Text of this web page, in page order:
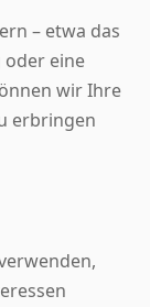
– etwa das
eine
wir Ihre
erbringen